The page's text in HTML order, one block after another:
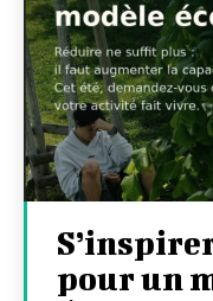
pour un